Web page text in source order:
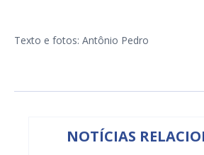
Texto e fotos: Antônio Pedro
NOTÍCIAS